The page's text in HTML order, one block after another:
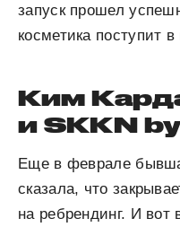
запуск прошел
косметика поступит
Ким
и SKKN
Еще в феврале
сказала, что
на ребрендинг. И вот